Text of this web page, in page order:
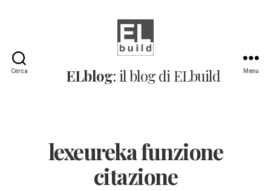
Cerca
Il
blog
ELblog: il blog di ELbuild Menu
lexeureka funzione
citazione